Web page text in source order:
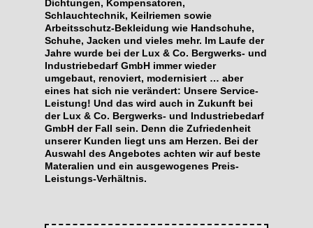
Dichtungen, Kompensatoren,
Schlauchtechnik, Keilriemen sowie
Arbeitsschutz-Bekleidung wie Handschuhe,
Schuhe, Jacken und vieles mehr. Im Laufe der
Jahre wurde bei der Lux & Co. Bergwerks- und
Industriebedarf GmbH immer wieder
umgebaut, renoviert, modernisiert … aber
eines hat sich nie verändert: Unsere Service-
Leistung! Und das wird auch in Zukunft bei
der Lux & Co. Bergwerks- und Industriebedarf
GmbH der Fall sein. Denn die Zufriedenheit
unserer Kunden liegt uns am Herzen. Bei der
Auswahl des Angebotes achten wir auf beste
Materalien und ein ausgewogenes Preis-
Leistungs-Verhältnis.